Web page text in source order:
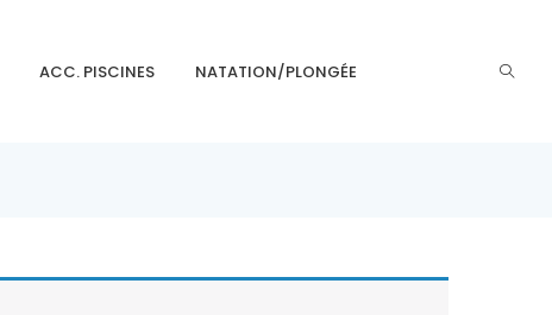
ACC. PISCINES NATATION/PLONGÉE